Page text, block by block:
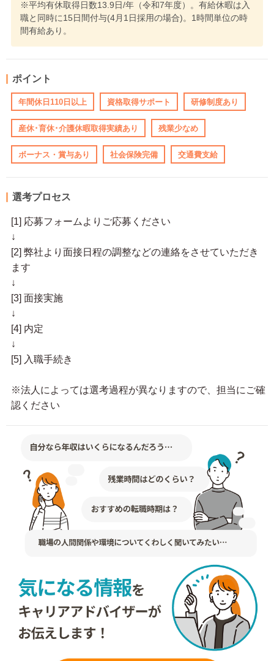
※平均有休取得日数13.9日/年（令和7年度）。有給休暇は入
職と同時に15日間付与(4月1日採用の場合)。1時間単位の時
間有給あり。
ポイント
年間休日110日以上 資格取得サポート 研修制度あり
産休･育休･介護休暇取得実績あり 残業少なめ
ボーナス・賞与あり 社会保険完備 交通費支給
選考プロセス
[1] 応募フォームよりご応募ください
↓
[2] 弊社より面接日程の調整などの連絡をさせていただき
ます
↓
[3] 面接実施
↓
[4] 内定
↓
[5] 入職手続き
※法人によっては選考過程が異なりますので、担当にご確
認ください